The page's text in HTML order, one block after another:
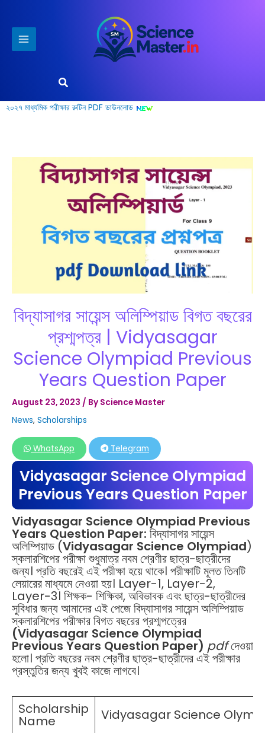
content
Search
২০২৭ মাধ্যমিক পরীক্ষার রুটিন PDF ডাউনলোড
বিদ্যাসাগর সায়েন্স অলিম্পিয়াড বিগত বছরের
প্রশ্মপত্র | Vidyasagar
Science Olympiad Previous
Years Question Paper
August 23, 2023 / By Science Master
News, Scholarships
WhatsApp Telegram
Vidyasagar Science Olympiad
Previous Years Question Paper
Vidyasagar Science Olympiad Previous
Years Question Paper: বিদ্যাসাগর সায়েন্স
অলিম্পিয়াড (Vidyasagar Science Olympiad)
স্কলারশিপের পরীক্ষা শুধুমাত্র নবম শ্রেণীর ছাত্র-ছাত্রীদের
জন্য। প্রতি বছরেই এই পরীক্ষা হয়ে থাকে। পরীক্ষাটি মূলত তিনটি
লেয়ারের মাধ্যমে নেওয়া হয়। Layer-1, Layer-2,
Layer-3। শিক্ষক- শিক্ষিকা, অবিভাবক এবং ছাত্র-ছাত্রীদের
সুবিধার জন্য আমাদের এই পেজে বিদ্যাসাগর সায়েন্স অলিম্পিয়াড
স্কলারশিপের পরীক্ষার বিগত বছরের প্রশ্মপত্রের
(Vidyasagar Science Olympiad
Previous Years Question Paper) pdfদেওয়া
হলো। প্রতি বছরের নবম শ্রেণীর ছাত্র-ছাত্রীদের এই পরীক্ষার
প্রস্তুতির জন্য খুবই কাজে লাগবে।
Scholarship
Name
Vidyasagar Science